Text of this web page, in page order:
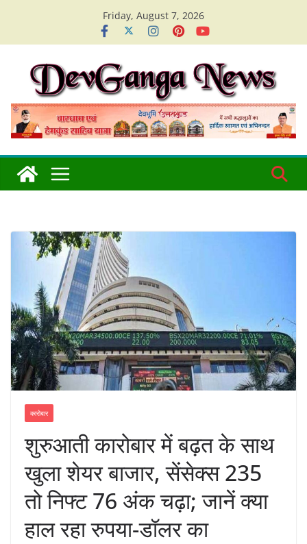
content
Friday, August 7, 2026
कारोबार
शुरुआती कारोबार में बढ़त के साथ
खुला शेयर बाजार, सेंसेक्स 235
तो निफ्ट 76 अंक चढ़ा; जानें क्या
हाल रहा रुपया-डॉलर का